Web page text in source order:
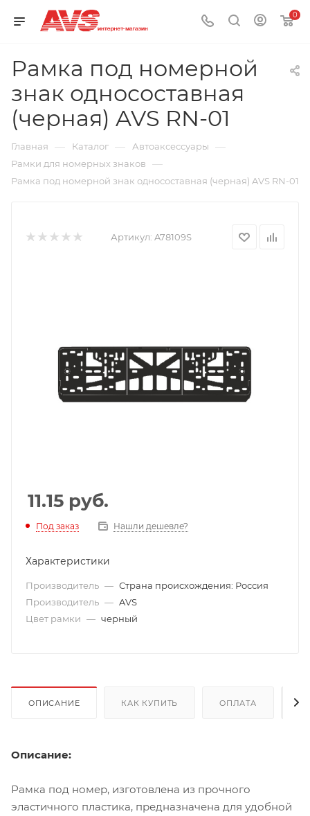
0
Рамка под номерной
знак односоставная
(черная) AVS RN-01
Главная — Каталог — Автоаксессуары —
Рамки для номерных знаков —
Рамка под номерной знак односоставная (черная) AVS RN-01
Артикул: A78109S
11.15 руб.
Под заказ Нашли дешевле?
Характеристики
Производитель — Страна происхождения: Россия
Производитель — AVS
Цвет рамки — черный
ОПИСАНИЕ КАК КУПИТЬ ОПЛАТА
Описание:
Рамка под номер, изготовлена из прочного
эластичного пластика, предназначена для удобной